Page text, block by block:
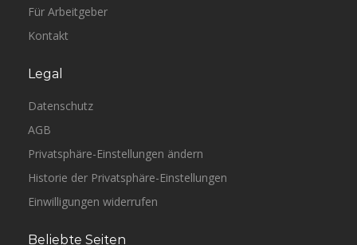
Für Arbeitgeber
Kontakt
Legal
Datenschutz
AGB
Privatsphäre-Einstellungen ändern
Historie der Privatsphäre-Einstellungen
Einwilligungen widerrufen
Beliebte Seiten